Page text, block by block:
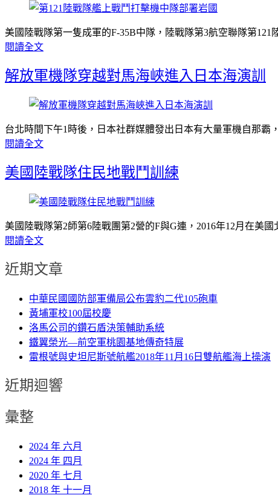
美國陸戰隊第一隻成軍的F-35B中隊，陸戰隊第3航空聯隊第
閱讀全文
解放軍機隊穿越對馬海峽進入日本海演訓
台北時間下午1時後，日本社群媒體發出日本有大量軍機自那
閱讀全文
美國陸戰隊住民地戰鬥訓練
美國陸戰隊第2師第6陸戰團第2營的F與G連，2016年12月在美
閱讀全文
近期文章
中華民國國防部軍備局公布雲豹二代105砲車
黃埔軍校100屆校慶
洛馬公司的鑽石盾決策輔助系統
鐵翼榮光—前空軍桃園基地傳奇特展
雷根號與史坦尼斯號航艦2018年11月16日雙航艦海上操演
近期迴響
彙整
2024 年 六月
2024 年 四月
2020 年 七月
2018 年 十一月